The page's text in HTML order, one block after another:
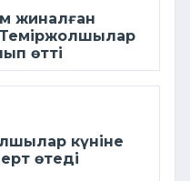
жиналған
Теміржолшылар
өтті
күніне
өтеді